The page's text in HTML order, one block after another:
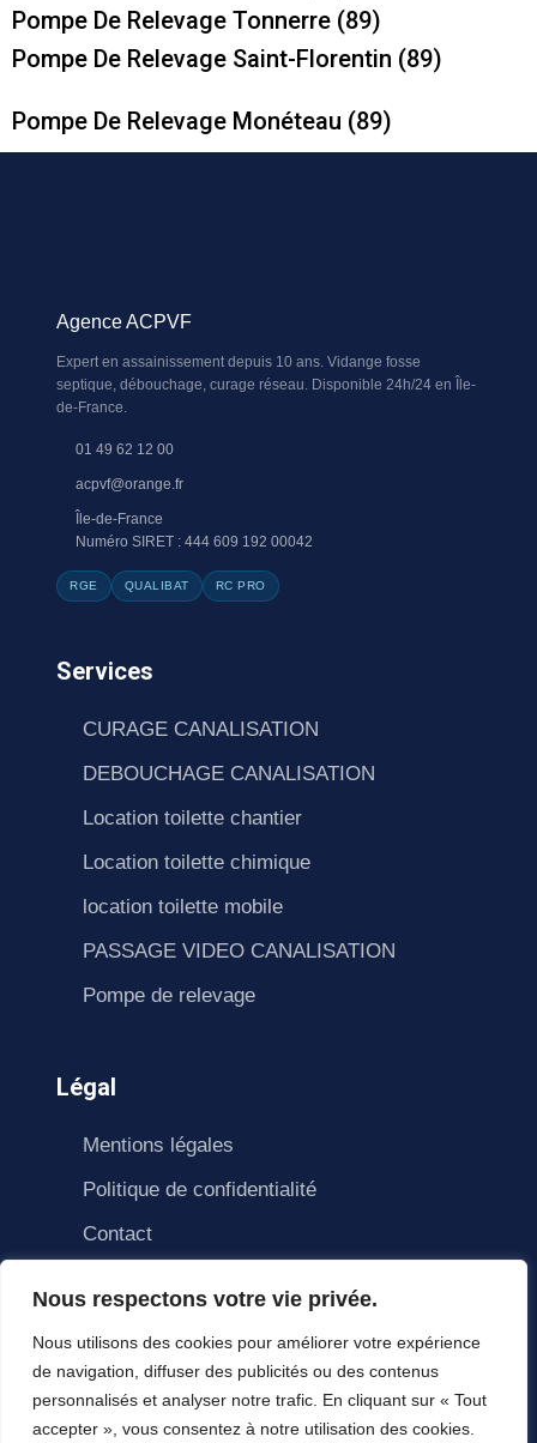
Nous respectons votre vie privée.
Nous utilisons des cookies pour améliorer votre expérience
de navigation, diffuser des publicités ou des contenus
personnalisés et analyser notre trafic. En cliquant sur « Tout
accepter », vous consentez à notre utilisation des cookies.
Pompe De Relevage Tonnerre (89)
Pompe De Relevage Saint-Florentin (89)
Pompe De Relevage Monéteau (89)
Agence ACPVF
Expert en assainissement depuis 10 ans. Vidange fosse
septique, débouchage, curage réseau. Disponible 24h/24 en Île-
de-France.
01 49 62 12 00
acpvf@orange.fr
Île-de-France
Numéro SIRET : 444 609 192 00042
RGE QUALIBAT RC PRO
Services
CURAGE CANALISATION
DEBOUCHAGE CANALISATION
Location toilette chantier
Location toilette chimique
location toilette mobile
PASSAGE VIDEO CANALISATION
Pompe de relevage
Légal
Mentions légales
Politique de confidentialité
Contact